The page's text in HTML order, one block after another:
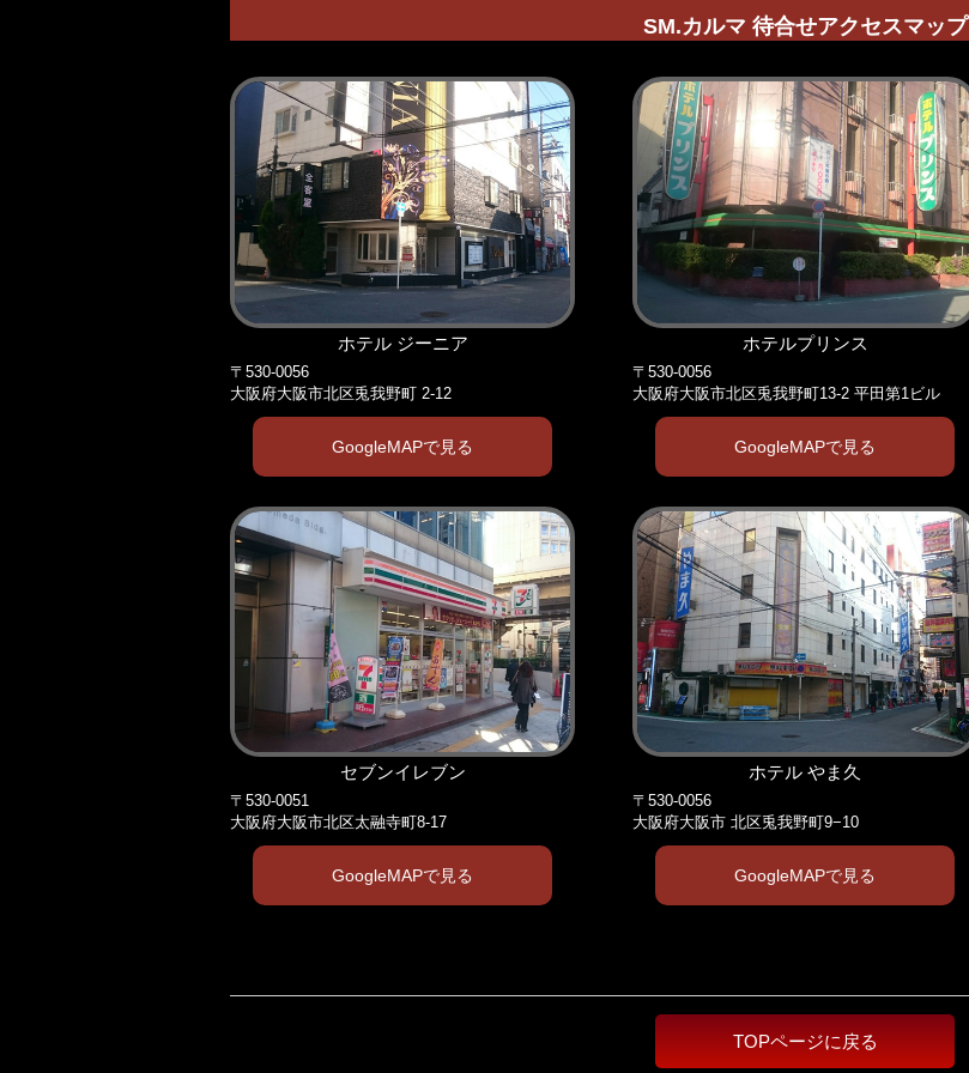
SM.カルマ 待合せアクセスマップ
ホテル ジーニア
〒530-0056
大阪府大阪市北区兎我野町 2-12
GoogleMAPで見る
ホテルプリンス
〒530-0056
大阪府大阪市北区兎我野町13-2 平田第1ビル
GoogleMAPで見る
セブンイレブン
〒530-0051
大阪府大阪市北区太融寺町8-17
GoogleMAPで見る
ホテル やま久
〒530-0056
大阪府大阪市 北区兎我野町9−10
GoogleMAPで見る
TOPページに戻る